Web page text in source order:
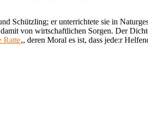
Schützling; er unterrichtete sie in
von wirtschaftlichen Sorgen. Der
Ratte‚, deren Moral es ist, dass jede:r